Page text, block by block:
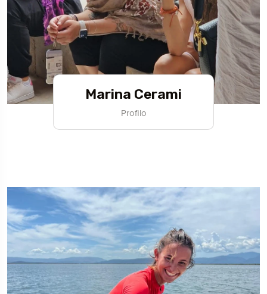
Marina Cerami
Profilo